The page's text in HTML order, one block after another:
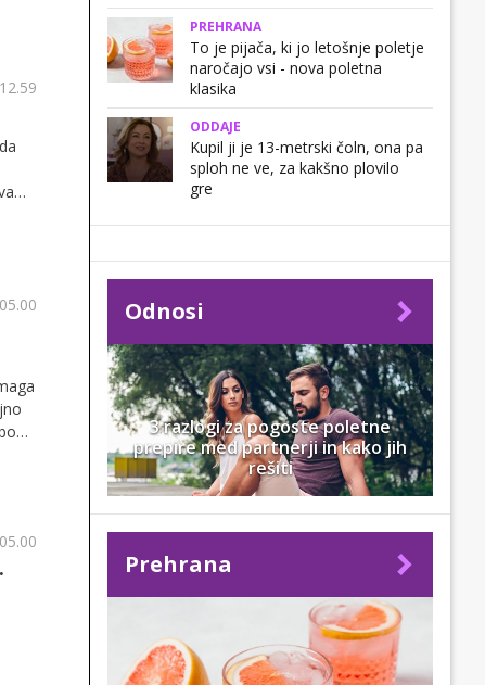
PREHRANA
To je pijača, ki jo letošnje poletje
naročajo vsi - nova poletna
klasika
ODDAJE
Kupil ji je 13-metrski čoln, ona pa
sploh ne ve, za kakšno plovilo
gre
Odnosi
3 razlogi za pogoste poletne
prepire med partnerji in kako jih
rešiti
Prehrana